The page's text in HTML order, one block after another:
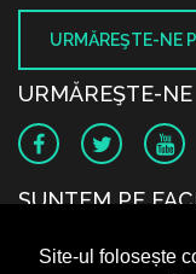
Site-ul folosește
URMĂREŞTE-NE
URMĂREŞTE-NE
SUNTEM PE